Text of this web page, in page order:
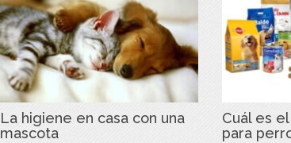
La higiene en casa con una
mascota
Cuál es
para